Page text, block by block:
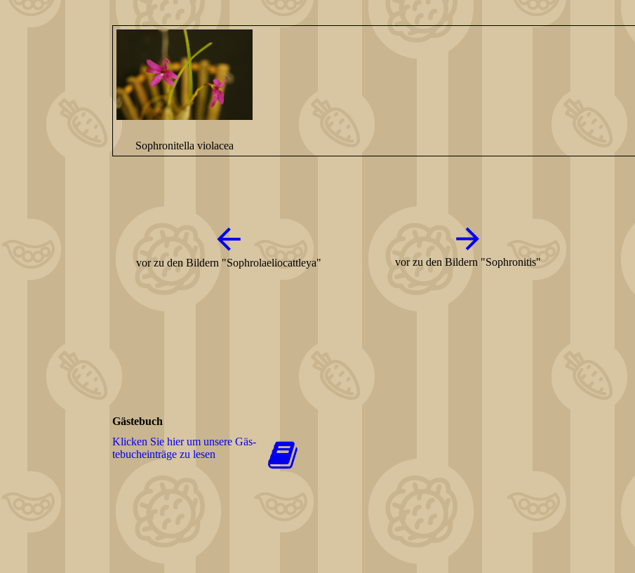
Sophronitella violacea
vor zu den Bildern "Sophrolaeliocattleya" vor zu den Bildern "Sophronitis"
Gästebuch
Klicken Sie hier um unsere Gäs­
te­buch­ein­trä­ge zu lesen